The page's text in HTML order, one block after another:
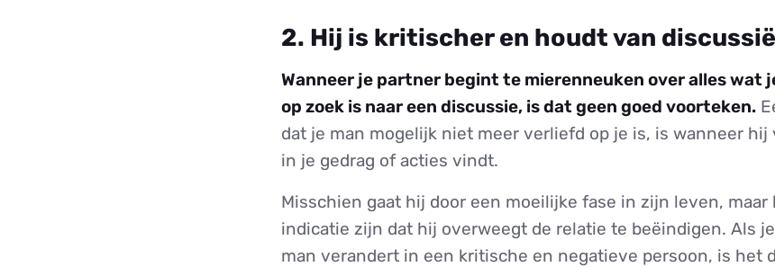
2. Hij is kritischer en houdt van
Wanneer je partner begint te mierenneuken over alles wat
op zoek is naar een discussie, is dat geen goed voorteken.
dat je man mogelijk niet meer verliefd op je is, is wanneer
in je gedrag of acties vindt.
Misschien gaat hij door een moeilijke fase in zijn leven, maar
indicatie zijn dat hij overweegt de relatie te beëindigen. Als
man verandert in een kritische en negatieve persoon, is het